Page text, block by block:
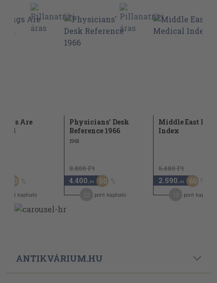
Are
50
pont kapható
Physicians' Desk
Reference 1966
1965
8.800 Ft
4.400 ,-Ft 50
pont kapható
Middle East
Index
6.480 Ft
2.590 ,-Ft 60
pont kapható
ANTIKVÁRIUM.HU